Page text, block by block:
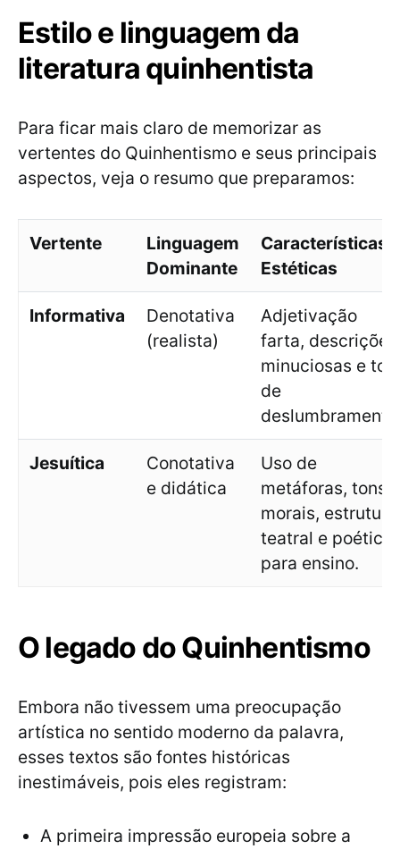
Estilo e linguagem da
literatura quinhentista
Para ficar mais claro de memorizar as
vertentes do Quinhentismo e seus principais
aspectos, veja o resumo que preparamos:
Vertente
Linguagem
Dominante
Características
Estéticas
Informativa
Denotativa
(realista)
Adjetivação
farta, descrições
minuciosas e
de
Jesuítica
Conotativa
e didática
Uso de
metáforas, tons
morais, estrutura
teatral e poética
para ensino.
O legado do Quinhentismo
Embora não tivessem uma preocupação
artística no sentido moderno da palavra,
esses textos são fontes históricas
inestimáveis, pois eles registram:
A primeira impressão europeia sobre a